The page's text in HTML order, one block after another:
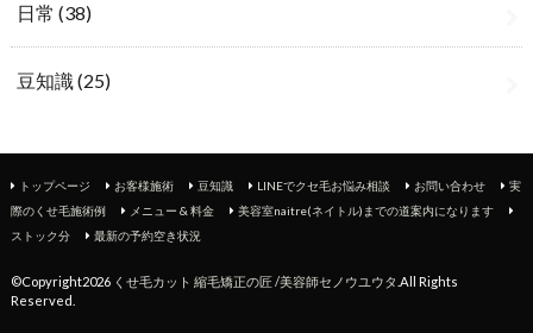
日常 (38)
豆知識(25)
トップページ お客様施術 豆知識 LINEでクセ毛お悩み相談 お問い合わせ
実
際のくせ毛施術例
メニュー & 料金
美容室naitre(ネイトル)までの道案内になります
ストック分
最新の予約空き状況
©Copyright2026 くせ毛カット 縮毛矯正の匠 /美容師セノウユウタ .All Rights
Reserved.